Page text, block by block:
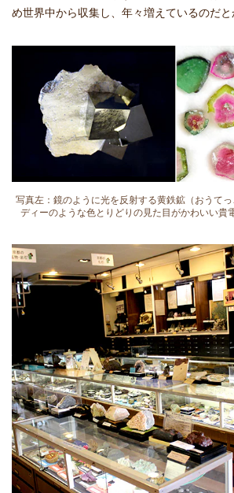
め世界中から収集し、年々増えているのだと
写真左：鏡のように光を反射する黄鉄鉱（おうて
ディーのような色とりどりの見た目がかわいい貴